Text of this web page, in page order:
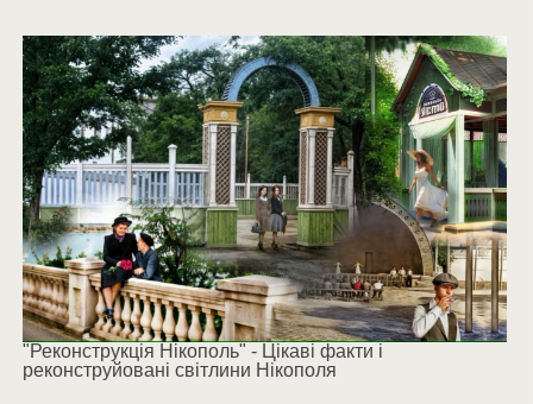
"Реконструкція Нікополь" - Цікаві факти і
реконструйовані світлини Нікополя